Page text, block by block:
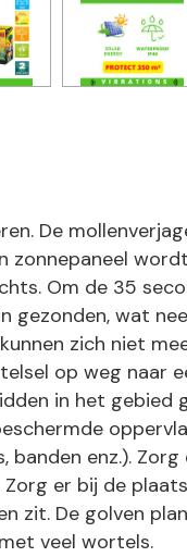
De
zonnepaneel
Om de 35
gezonden, wat
zich niet
op weg naar
in het gebied
banden enz.).
er bij de
zit. De golven
veel wortels.